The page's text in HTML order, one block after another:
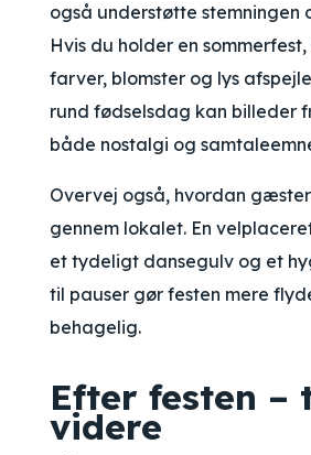
også understøtte stemningen
Hvis du holder en
farver, blomster og lys
rund fødselsdag kan billeder
både nostalgi og
Overvej også, hvordan
gennem lokalet. En
et tydeligt dansegulv og et
til pauser gør festen mere
behagelig.
Efter festen –
videre